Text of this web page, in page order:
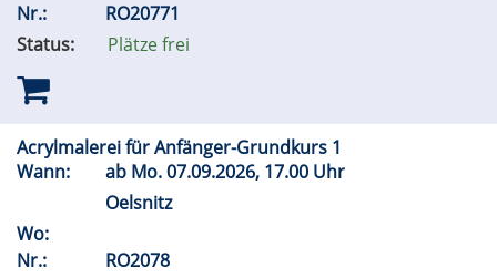
Nr.:
RO20771
Status:
Plätze frei
Acrylmalerei für Anfänger-Grundkurs 1
Wann:
ab Mo.07.09.2026, 17.00 Uhr
Oelsnitz
Wo:
Nr.:
RO2078